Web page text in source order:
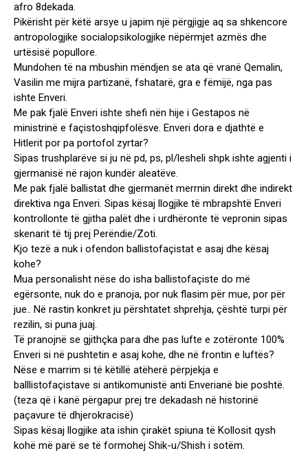
afro 8dekada.
Pikërisht për këtë arsye u japim një përgjigje aq sa shkencore
antropologjike socialopsikologjike nëpërmjet azmës dhe
urtësisë popullore.
Mundohen të na mbushin mëndjen se ata që vranë Qemalin,
Vasilin me mijra partizanë, fshatarë, gra e fëmijë, nga pas
ishte Enveri.
Me pak fjalë Enveri ishte shefi nën hije i Gestapos në
ministrinë e façistoshqipfolësve. Enveri dora e djathtë e
Hitlerit por pa portofol zyrtar?
Sipas trushplarëve si ju në pd, ps, pl/lesheli shpk ishte agjenti i
gjermanisë në rajon kundër aleatëve.
Me pak fjalë ballistat dhe gjermanët merrnin direkt dhe indirekt
direktiva nga Enveri. Sipas kësaj llogjike të mbrapshtë Enveri
kontrollonte të gjitha palët dhe i urdhëronte të vepronin sipas
skenarit të tij prej Perëndie/Zoti.
Kjo tezë a nuk i ofendon ballistofaçistat e asaj dhe kësaj
kohe?
Mua personalisht nëse do isha ballistofaçiste do më
egërsonte, nuk do e pranoja, por nuk flasim për mue, por për
jue.. Në rastin konkret ju përshtatet shprehja, çështë turpi për
rezilin, si puna juaj.
Të pranojnë se gjithçka para dhe pas lufte e zotëronte 100%
Enveri si në pushtetin e asaj kohe, dhe në frontin e luftës?
Nëse e marrim si të këtillë atëherë përpjekja e
balllistofaçistave si antikomunistë anti Enverianë bie poshtë.
(teza që i kanë përgapur prej tre dekadash në historinë
paçavure të dhjerokracisë)
Sipas kësaj llogjike ata ishin çirakët spiuna të Kollosit qysh
kohë më parë se të formohej Shik-u/Shish i sotëm.